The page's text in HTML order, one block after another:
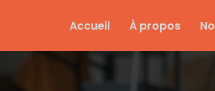
Accueil
À propos